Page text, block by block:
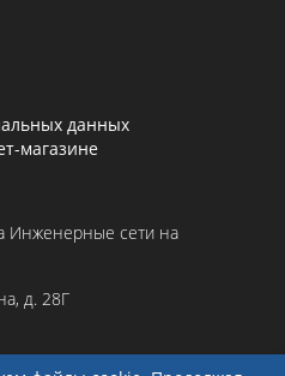
данных
магазине
д. 28Г